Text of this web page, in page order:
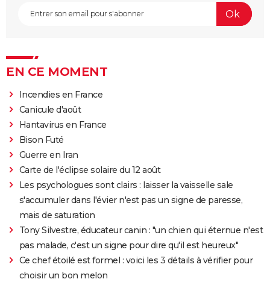
EN CE MOMENT
Incendies en France
Canicule d'août
Hantavirus en France
Bison Futé
Guerre en Iran
Carte de l'éclipse solaire du 12 août
Les psychologues sont clairs : laisser la vaisselle sale
s'accumuler dans l'évier n'est pas un signe de paresse,
mais de saturation
Tony Silvestre, éducateur canin : "un chien qui éternue n'est
pas malade, c'est un signe pour dire qu'il est heureux"
Ce chef étoilé est formel : voici les 3 détails à vérifier pour
choisir un bon melon